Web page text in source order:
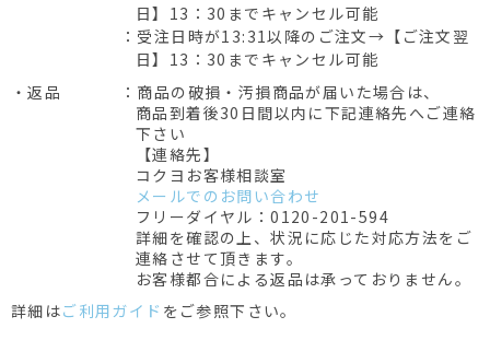
日】13：30までキャンセル可能
：受注日時が13:31以降のご注文→【ご注文翌
日】13：30までキャンセル可能
・返品
：商品の破損・汚損商品が届いた場合は、
商品到着後30日間以内に下記連絡先へご連絡
下さい
【連絡先】
コクヨお客様相談室
メールでのお問い合わせ
フリーダイヤル：0120-201-594
詳細を確認の上、状況に応じた対応方法をご
連絡させて頂きます。
お客様都合による返品は承っておりません。
詳細はご利用ガイド をご参照下さい。